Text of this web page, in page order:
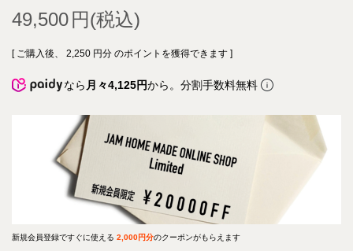
49,500
[ ご購入後、 2,250 円分 のポイントを獲得できます ]
なら 月々4,125円から。分割手数料無料
新規会員登録ですぐに使える 2,000円分のクーポンがもらえます